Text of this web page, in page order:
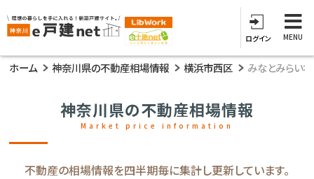
ログイン MENU
ホーム 神奈川県の不動産相場情報 横浜市西区 みなとみらい
神奈川県の不動産相場情報
Market price information
不動産の相場情報を四半期毎に集計し更新しています。